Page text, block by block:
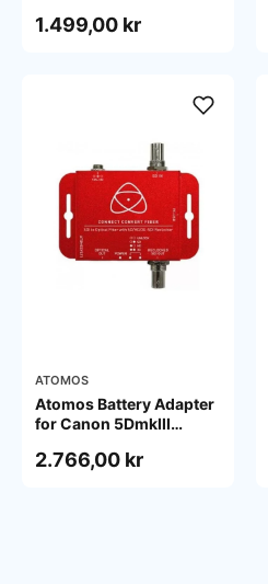
Black
1.499,00 kr
ATOMOS
Atomos Battery Adapter
for Canon 5DmkIII
2.766,00 kr